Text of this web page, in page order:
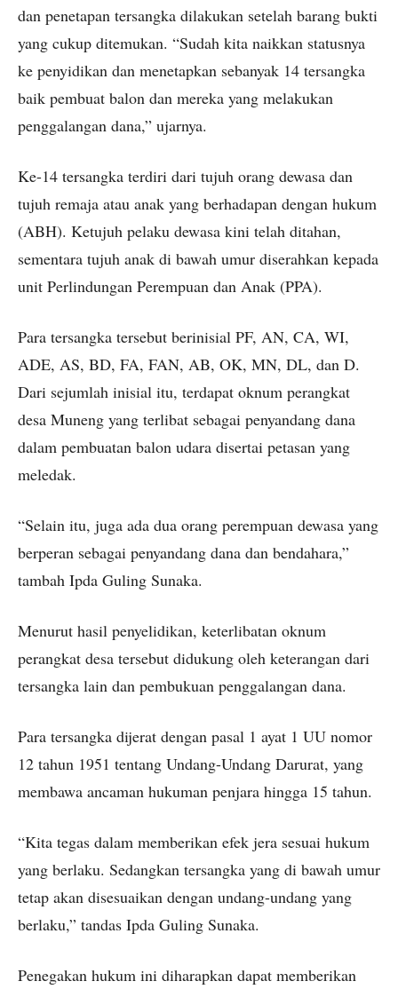
dan penetapan tersangka dilakukan setelah barang bukti
yang cukup ditemukan. “Sudah kita naikkan statusnya
ke penyidikan dan menetapkan sebanyak 14 tersangka
baik pembuat balon dan mereka yang melakukan
penggalangan dana,” ujarnya.
Ke-14 tersangka terdiri dari tujuh orang dewasa dan
tujuh remaja atau anak yang berhadapan dengan hukum
(ABH). Ketujuh pelaku dewasa kini telah ditahan,
sementara tujuh anak di bawah umur diserahkan kepada
unit Perlindungan Perempuan dan Anak (PPA).
Para tersangka tersebut berinisial PF, AN, CA, WI,
ADE, AS, BD, FA, FAN, AB, OK, MN, DL, dan D.
Dari sejumlah inisial itu, terdapat oknum perangkat
desa Muneng yang terlibat sebagai penyandang dana
dalam pembuatan balon udara disertai petasan yang
meledak.
“Selain itu, juga ada dua orang perempuan dewasa yang
berperan sebagai penyandang dana dan bendahara,”
tambah Ipda Guling Sunaka.
Menurut hasil penyelidikan, keterlibatan oknum
perangkat desa tersebut didukung oleh keterangan dari
tersangka lain dan pembukuan penggalangan dana.
Para tersangka dijerat dengan pasal 1 ayat 1 UU nomor
12 tahun 1951 tentang Undang-Undang Darurat, yang
membawa ancaman hukuman penjara hingga 15 tahun.
“Kita tegas dalam memberikan efek jera sesuai hukum
yang berlaku. Sedangkan tersangka yang di bawah umur
tetap akan disesuaikan dengan undang-undang yang
berlaku,” tandas Ipda Guling Sunaka.
Penegakan hukum ini diharapkan dapat memberikan